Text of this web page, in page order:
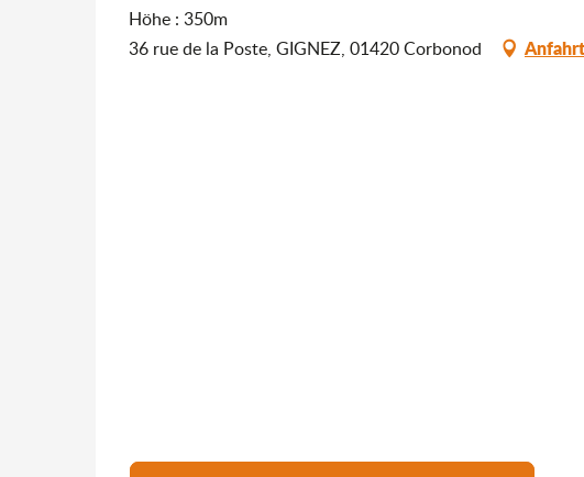
Höhe : 350m
36 rue de la Poste, GIGNEZ, 01420 Corbonod
Anfahrt